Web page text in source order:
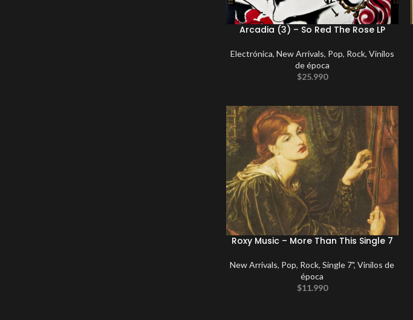
Arcadia (3) – So Red The Rose LP
Electrónica, New Arrivals, Pop, Rock, Vinilos
de época
$25.990
Roxy Music – More Than This Single 7
New Arrivals, Pop, Rock,Single 7",Vinilos de
época
$11.990